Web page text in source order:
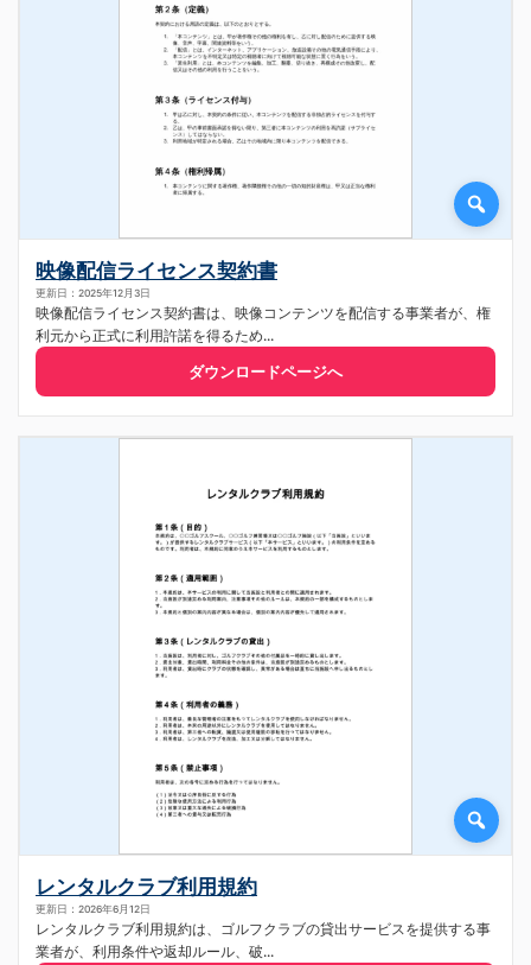
映像配信ライセンス契約書
更新日：2025年12月3日
映像配信ライセンス契約書は、映像コンテンツを配信する事業者が、権
利元から正式に利用許諾を得るため...
ダウンロードページへ
レンタルクラブ利用規約
更新日：2026年6月12日
レンタルクラブ利用規約は、ゴルフクラブの貸出サービスを提供する事
業者が、利用条件や返却ルール、破...